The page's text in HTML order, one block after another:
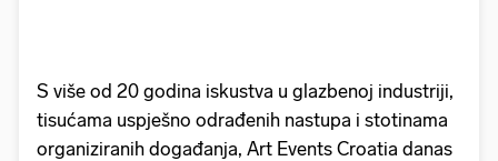
S više od 20 godina iskustva u glazbenoj industriji,
tisućama uspješno odrađenih nastupa i stotinama
organiziranih događanja, Art Events Croatia danas